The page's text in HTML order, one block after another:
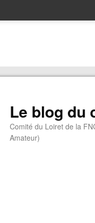
Le blog du
Comité du Loiret de la
Amateur)